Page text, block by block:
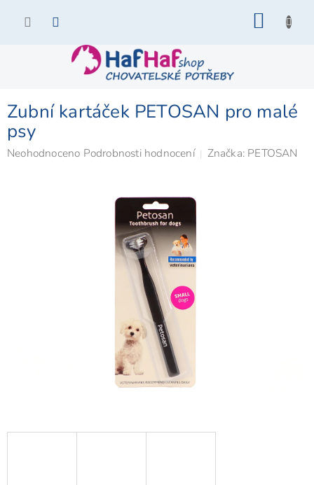
Zubní kartáček PETOSAN pro malé
psy
Průměrné
Neohodnoceno Podrobnosti hodnocení Značka: PETOSAN